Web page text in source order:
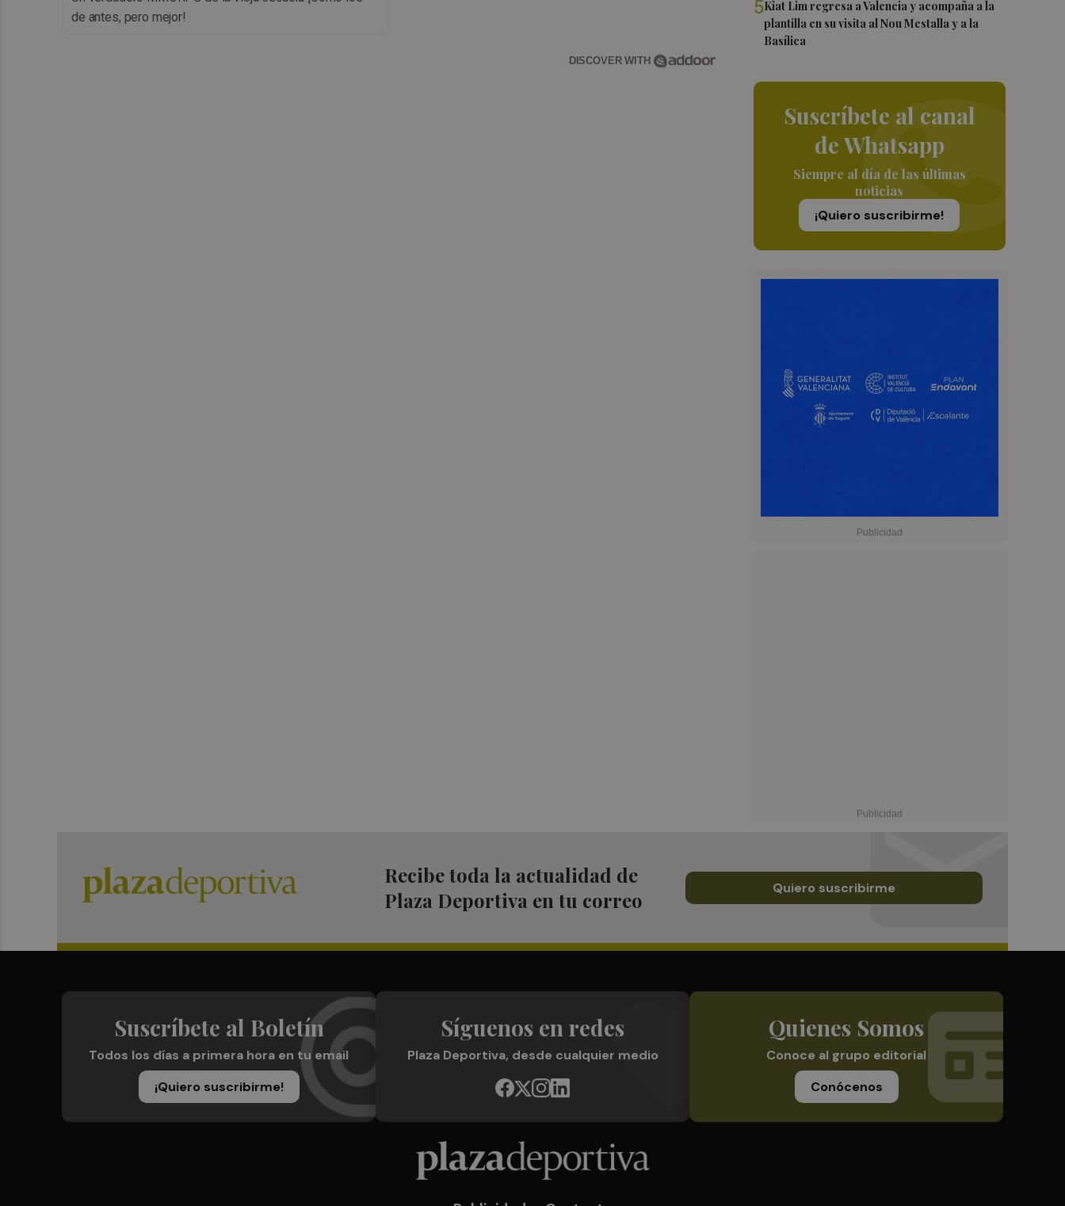
5Kiat Lim regresa a Valencia y acompaña a la
plantilla en su visita al Nou Mestalla y a la
Basílica
Suscríbete al canal
de Whatsapp
Siempre al día de las últimas
noticias
¡Quiero suscribirme!
de antes, pero mejor!
DISCOVER WITH
Recibe toda la actualidad de
Plaza Deportiva en tu correo
Quiero suscribirme
Suscríbete al Boletín
Todos los días a primera hora en tu email
¡Quiero suscribirme!
Síguenos en redes
Plaza Deportiva, desde cualquier medio
Quienes Somos
Conoce al grupo editorial
Conócenos